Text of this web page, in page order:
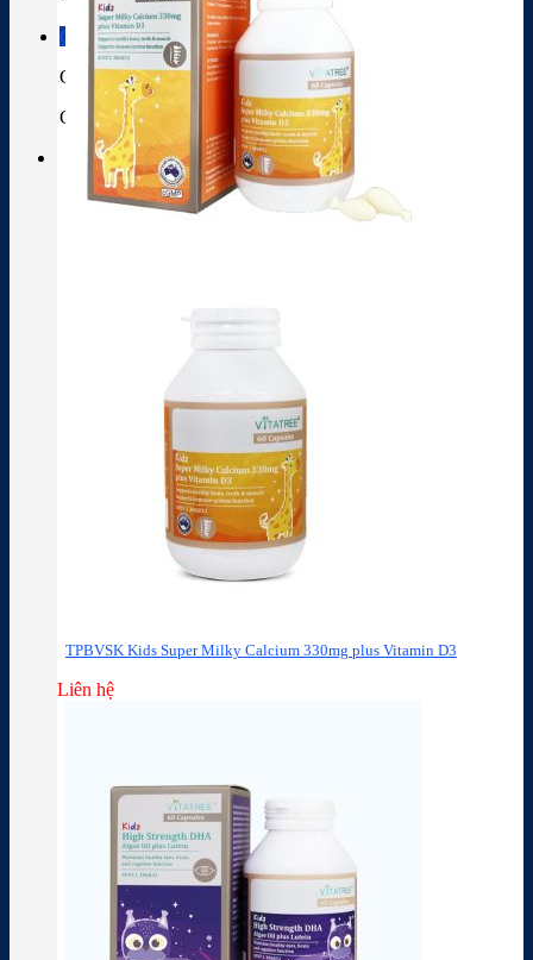
Giỏ hàng
Giỏ hàng
Chưa có sản phẩm trong giỏ hàng.
TPBVSK Kids Super Milky Calcium 330mg plus Vitamin D3
Liên hệ